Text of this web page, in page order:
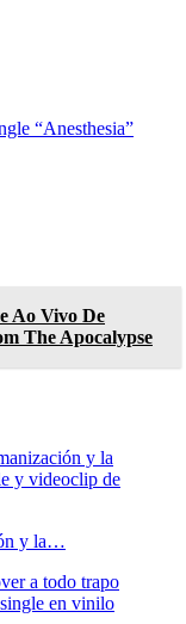
“Anesthesia”
Ao Vivo De
The Apocalypse
y la…